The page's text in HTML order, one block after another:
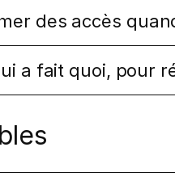
des accès
a fait quoi, pour